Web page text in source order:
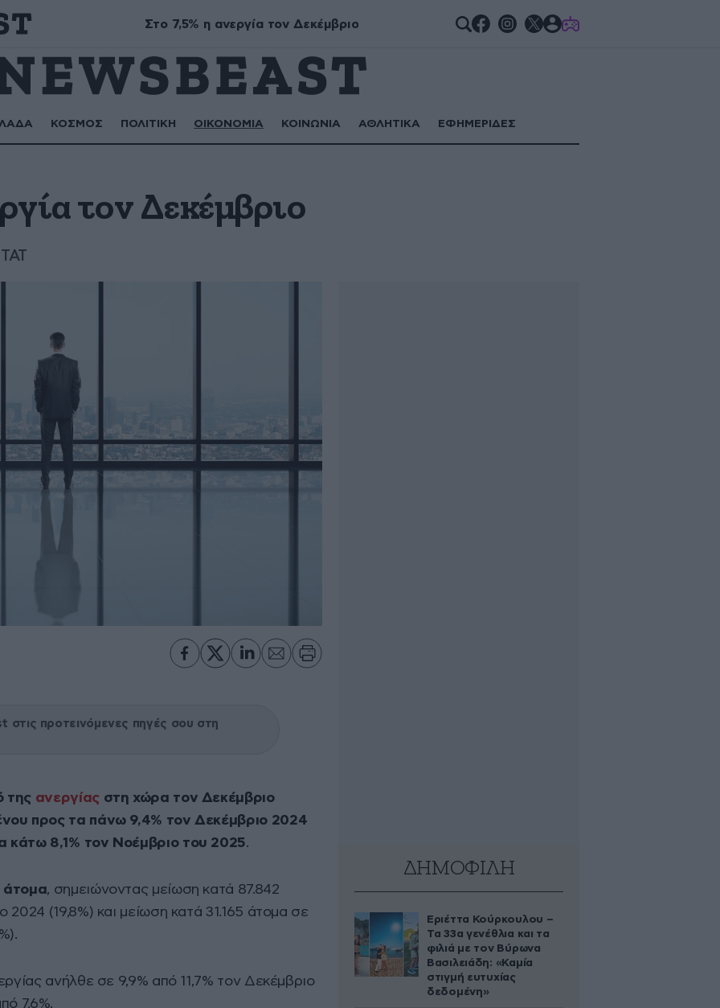
ονομαστικές εορτές GAMES
ΚΟΣΜΟΣ ΠΟΛΙΤΙΚΗ ΟΙΚΟΝΟΜΙΑ ΚΟΙΝΩΝΙΑ ΑΘΛΗΤΙΚΑ ΕΦΗΜΕΡΙΔΕΣ
Στο 7,5% η ανεργία τον Δεκέμβριο
τον Δεκέμβριο
στις προτεινόμενες πηγές σου στη
της ανεργίαςστη χώρα τον Δεκέμβριο
προς τα πάνω 9,4% τον Δεκέμβριο 2024
κάτω 8,1% τον Νοέμβριο του 2025.
άτομα, σημειώνοντας μείωση κατά 87.842
(19,8%) και μείωση κατά 31.165 άτομα σε
ανήλθε σε 9,9% από 11,7% τον Δεκέμβριο
7,6%.
ΔΗΜΟΦΙΛΗ
Εριέττα Κούρκουλου –
Τα 33α γενέθλια και τα
φιλιά με τον Βύρωνα
Βασιλειάδη: «Καμία
στιγμή ευτυχίας
δεδομένη»